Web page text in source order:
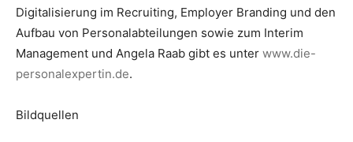
Digitalisierung im Recruiting, Employer Branding und den
Aufbau von Personalabteilungen sowie zum Interim
Management und Angela Raab gibt es unter www.die-
personalexpertin.de.
Bildquellen